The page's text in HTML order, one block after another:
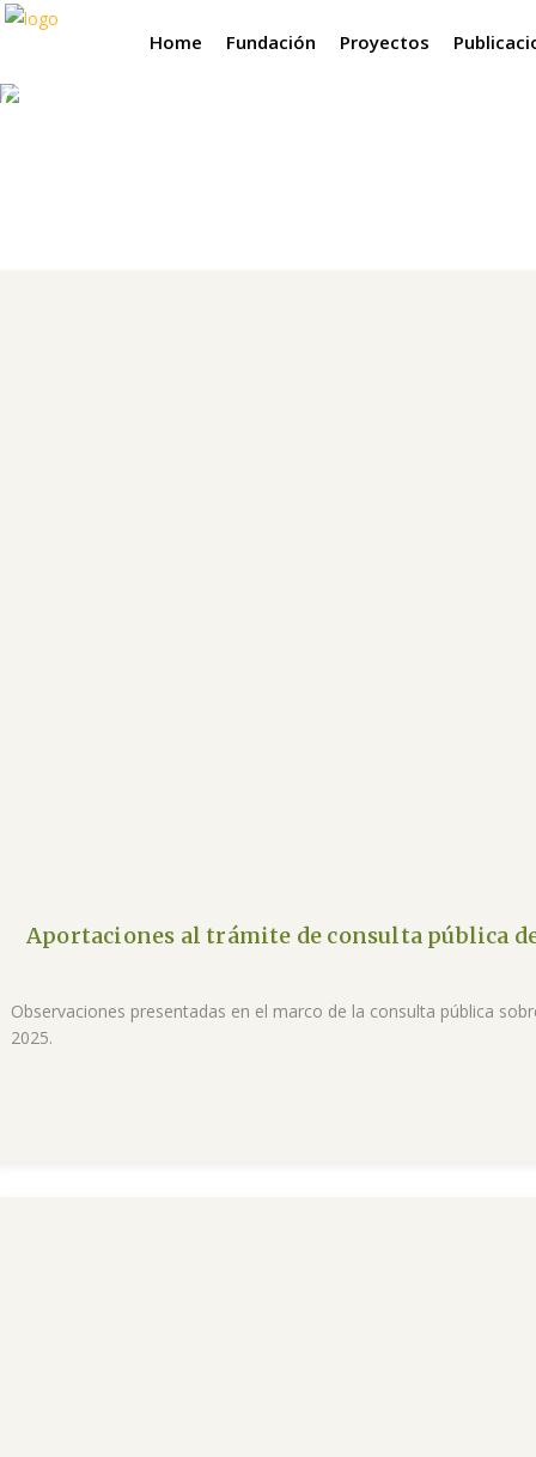
Home Fundación Proyectos
Observaciones 2
Aportaciones al trámite de consulta pública
Observaciones presentadas en el marco de la consulta pública
2025.